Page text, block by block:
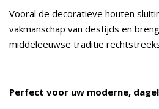
Vooral de decoratieve houten
vakmanschap van destijds en
middeleeuwse traditie
Perfect voor uw moderne,